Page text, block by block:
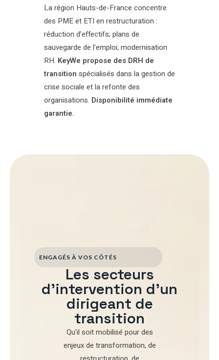
La région Hauts-de-France concentre
des PME et ETI en restructuration :
réduction d’effectifs; plans de
sauvegarde de l’emploi; modernisation
RH. KeyWe propose des DRH de
transition spécialisés dans la gestion de
crise sociale et la refonte des
organisations. Disponibilité immédiate
garantie.
ENGAGÉS À VOS CÔTÉS
Les secteurs
d'intervention d'un
dirigeant de
transition
Qu’il soit mobilisé pourdes
enjeux de transformation, de